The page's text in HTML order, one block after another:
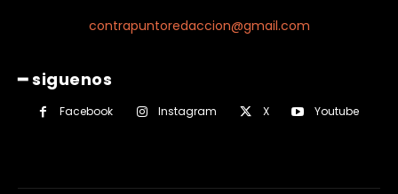
contrapuntoredaccion@gmail.com
━ siguenos
Facebook Instagram X Youtube